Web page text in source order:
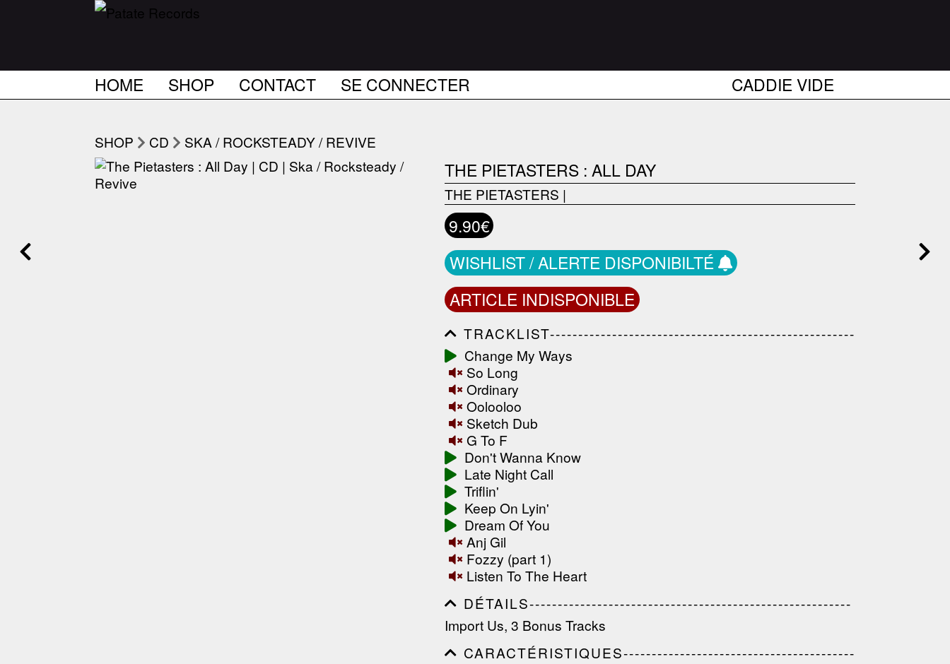
HOME SHOP CONTACT SE CONNECTER CADDIE VIDE
SHOP CD SKA / ROCKSTEADY / REVIVE
THE PIETASTERS : ALL DAY
THE PIETASTERS |
9.90€
WISHLIST / ALERTE DISPONIBILTÉ
ARTICLE INDISPONIBLE
TRACKLIST------------------------------------------------------
---------------------------------------------------------------------
---------------------------------------------------------------------
-----------------
Change My Ways
So Long
Ordinary
Oolooloo
Sketch Dub
G To F
Don't Wanna Know
Late Night Call
Triflin'
Keep On Lyin'
Dream Of You
Anj Gil
Fozzy (part 1)
Listen To The Heart
DÉTAILS---------------------------------------------------------
---------------------------------------------------------------------
---------------------------------------------------------------------
--------------
Import Us, 3 Bonus Tracks
CARACTÉRISTIQUES-----------------------------------------